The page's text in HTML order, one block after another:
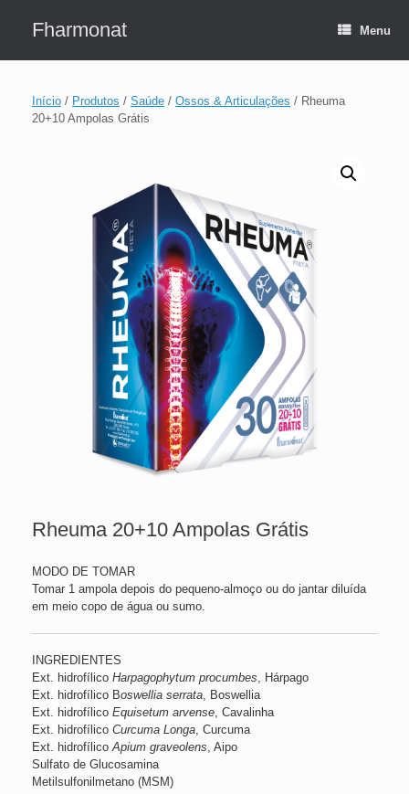
Fharmonat Menu
Início / Produtos / Saúde / Ossos & Articulações / Rheuma
20+10 Ampolas Grátis
Rheuma 20+10 Ampolas Grátis
MODO DE TOMAR
Tomar 1 ampola depois do pequeno-almoço ou do jantar diluída
em meio copo de água ou sumo.
INGREDIENTES
Ext. hidrofílico Harpagophytum procumbes, Hárpago
Ext. hidrofílico Boswellia serrata, Boswellia
Ext. hidrofílico Equisetum arvense, Cavalinha
Ext. hidrofílico Curcuma Longa, Curcuma
Ext. hidrofílicoApium graveolens, Aipo
Sulfato de Glucosamina
Metilsulfonilmetano (MSM)